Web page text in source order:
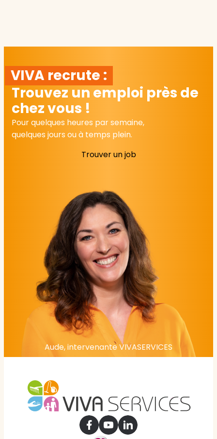
VIVA recrute :
Trouvez un emploi près de
chez vous !
Pour quelques heures par semaine,
quelques jours ou à temps plein.
Trouver un job
Aude, intervenante VIVASERVICES